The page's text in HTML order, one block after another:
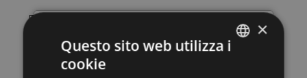
×
Componenti e Finiture
×
Questo sito web utilizza i
cookie